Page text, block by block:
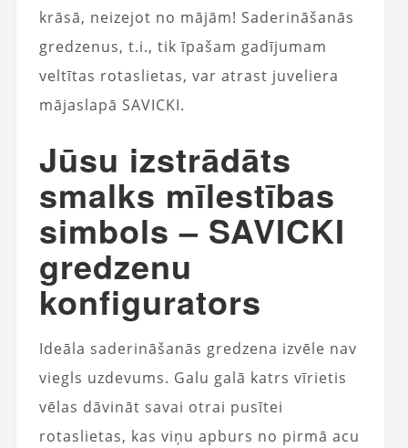
krāsā, neizejot no mājām! Saderināšanās
gredzenus, t.i., tik īpašam gadījumam
veltītas rotaslietas, var atrast juveliera
mājaslapā SAVICKI.
Jūsu izstrādāts
smalks mīlestības
simbols – SAVICKI
gredzenu
konfigurators
Ideāla saderināšanās gredzena izvēle nav
viegls uzdevums. Galu galā katrs vīrietis
vēlas dāvināt savai otrai pusītei
rotaslietas, kas viņu apburs no pirmā acu